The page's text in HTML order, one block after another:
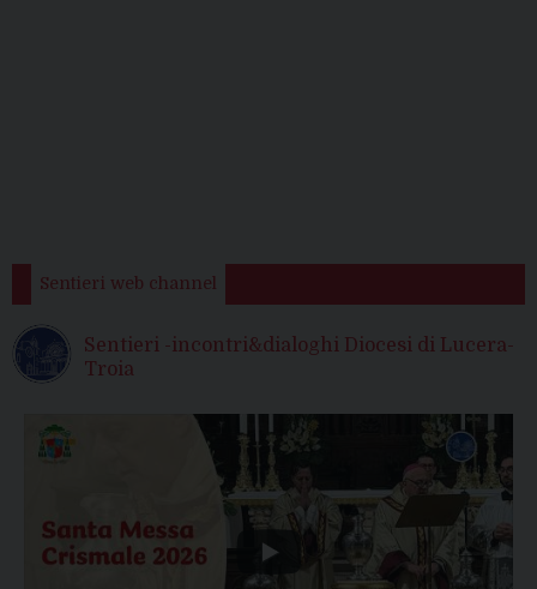
Sentieri web channel
Sentieri -incontri&dialoghi Diocesi di Lucera-
Troia